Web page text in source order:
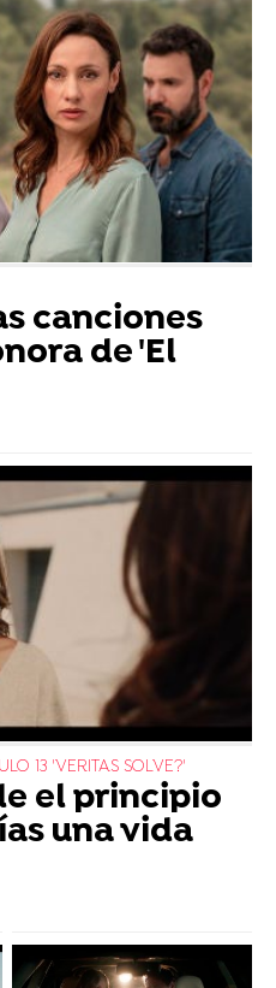
canciones
de 'El
13 'VERITAS SOLVE?'
el principio
una vida